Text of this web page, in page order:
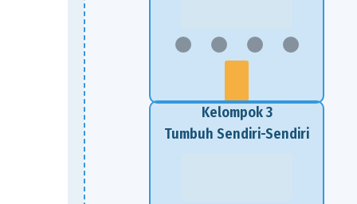
Kelompok 3
Tumbuh Sendiri-Sendiri